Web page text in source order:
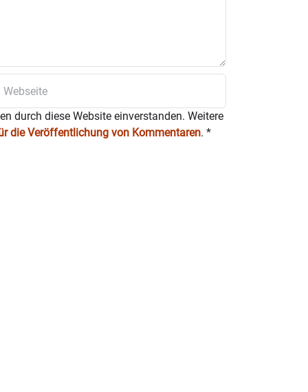
durch diese Website einverstanden. Weitere
die Veröffentlichung von Kommentaren. *